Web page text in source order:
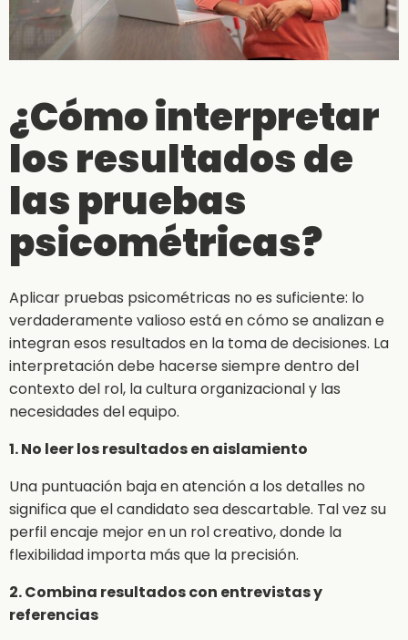
¿Cómo interpretar
los resultados de
las pruebas
psicométricas?
Aplicar pruebas psicométricas no es suficiente: lo
verdaderamente valioso está en cómo se analizan e
integran esos resultados en la toma de decisiones. La
interpretación debe hacerse siempre dentro del
contexto del rol, la cultura organizacional y las
necesidades del equipo.
1. No leer los resultados en aislamiento
Una puntuación baja en atención a los detalles no
significa que el candidato sea descartable. Tal vez su
perfil encaje mejor en un rol creativo, donde la
flexibilidad importa más que la precisión.
2. Combina resultados con entrevistas y
referencias